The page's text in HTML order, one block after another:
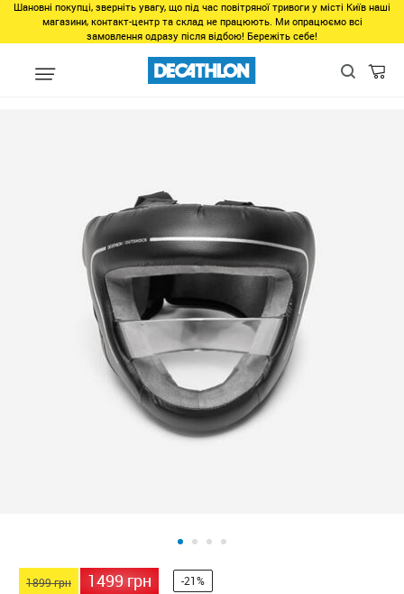
Шановні покупці, зверніть увагу, що під час повітряної тривоги у місті Київ наші
магазини, контакт-центр та склад не працюють. Ми опрацюємо всі
замовлення одразу після відбою! Бережіть себе!
Виды спорта Боевые искусства Бокс
1899 грн 1499 грн -21%